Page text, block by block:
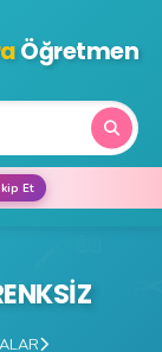
Öğretmen
Et